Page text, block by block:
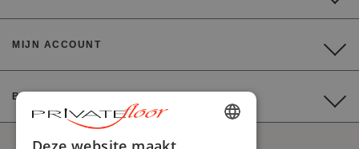
MIJN ACCOUNT
BETALING